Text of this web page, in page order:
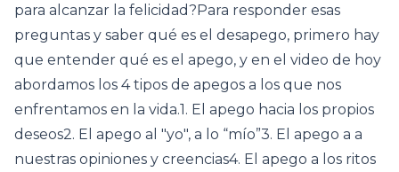
para alcanzar la felicidad?Para responder esas
preguntas y saber qué es el desapego, primero hay
que entender qué es el apego, y en el video de hoy
abordamos los 4 tipos de apegos a los que nos
enfrentamos en la vida.1. El apego hacia los propios
deseos2. El apego al "yo", a lo “mío”3. El apego a a
nuestras opiniones y creencias4. El apego a los ritos